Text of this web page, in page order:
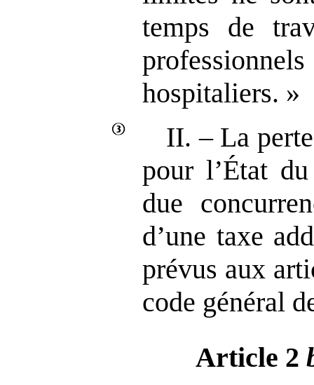
temps de
hospitaliers. »
II. – La
pour l’État
due
d’une taxe
prévus aux
code général
Article 2